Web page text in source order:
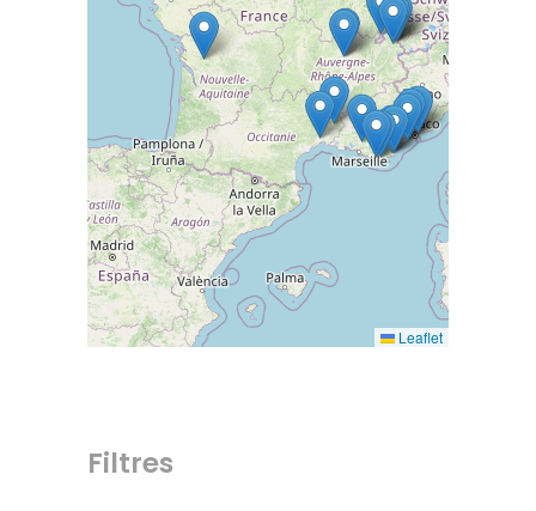
Leaflet
Filtres